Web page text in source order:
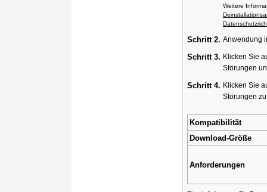
Weitere
Schritt 2. Anwendung
Schritt 3. Klicken Sie
Störungen
Schritt 4. Klicken Sie
Störungen
Kompatibilität
Download-Größe
Anforderungen